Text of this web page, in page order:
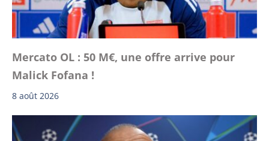
Mercato OL : 50 M€, une offre arrive pour
Malick Fofana !
8 août 2026